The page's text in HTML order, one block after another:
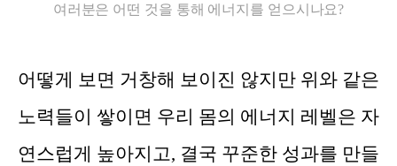
여러분은 어떤 것을 통해 에너지를 얻으시나요?
어떻게 보면 거창해 보이진 않지만 위와 같은
노력들이 쌓이면 우리 몸의 에너지 레벨은 자
연스럽게 높아지고, 결국 꾸준한 성과를 만들